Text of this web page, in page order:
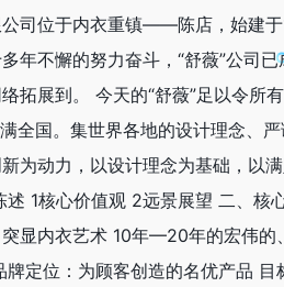
司位于内衣重镇——陈店，始建
年不懈的努力奋斗，“舒薇”公司
拓展到。 今天的“舒薇”足以令
全国。集世界各地的设计理念、
为动力，以设计理念为基础，以
述 1核心价值观 2远景展望 二、
显内衣艺术 10年—20年的宏伟的
定位：为顾客创造的名优产品